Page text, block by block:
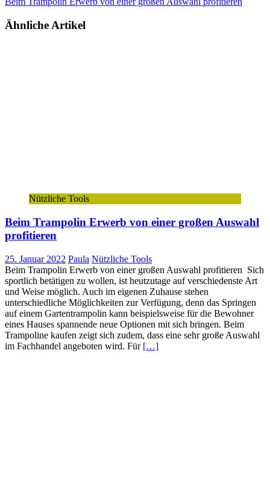
Ähnliche Artikel
Nützliche Tools
Beim Trampolin Erwerb von einer großen Auswahl
profitieren
25. Januar 2022 Paula Nützliche Tools
Beim Trampolin Erwerb von einer großen Auswahl profitieren Sich
sportlich betätigen zu wollen, ist heutzutage auf verschiedenste Art
und Weise möglich. Auch im eigenen Zuhause stehen
unterschiedliche Möglichkeiten zur Verfügung, denn das Springen
auf einem Gartentrampolin kann beispielsweise für die Bewohner
eines Hauses spannende neue Optionen mit sich bringen. Beim
Trampoline kaufen zeigt sich zudem, dass eine sehr große Auswahl
im Fachhandel angeboten wird. Für […]